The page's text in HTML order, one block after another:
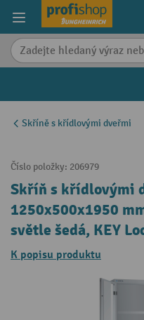
content
Skříně s křídlovými dveřmi
Číslo položky: 206979
Skříň s křídlovými
1250x500x1950
světle šedá, KEY
K popisu produktu